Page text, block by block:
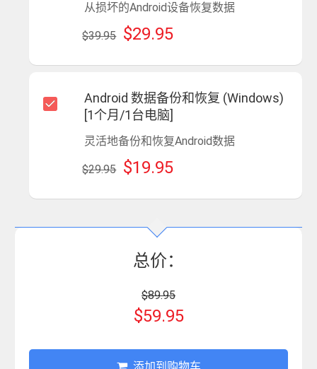
从损坏的Android设备恢复数据
$29.95
$39.95
Android 数据备份和恢复 (Windows)
[1个月/1台电脑]
灵活地备份和恢复Android数据
$19.95
$29.95
总价：
$89.95
$59.95